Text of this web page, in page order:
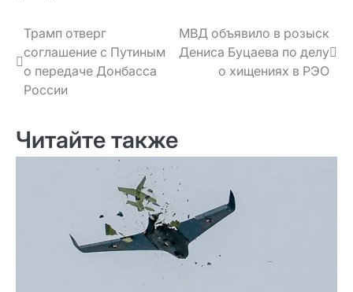
Навигация
по записям
Трамп отверг
соглашение с Путиным
о передаче Донбасса
России
МВД объявило в розыск
Дениса Буцаева по делу
о хищениях в РЭО
Читайте также